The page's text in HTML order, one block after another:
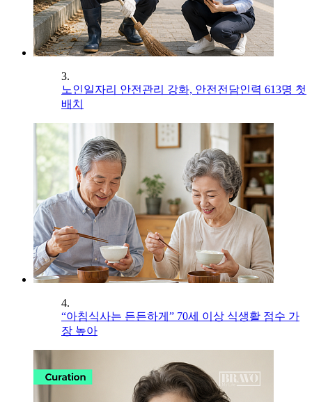
3.
노인일자리 안전관리 강화, 안전전담인력 613명 첫
배치
4.
“아침식사는 든든하게” 70세 이상 식생활 점수 가
장 높아